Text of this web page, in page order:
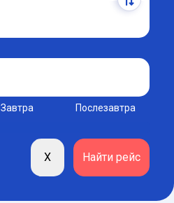
Завтра Послезавтра